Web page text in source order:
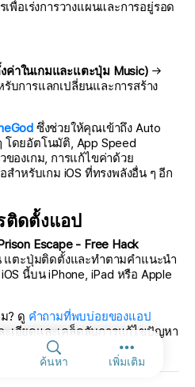
ค้นหา เพิ่มเติมตัวเลือกเพิ่ม
พื่อเร่งการวางแผนและการอยู่รอด
ค่าในเกมและแตะปุ่ม Music) →
บการแลกเปลี่ยนและการสร้าง
ซึ่งช่วยให้คุณเข้าถึง Auto
โดยอัตโนมัติ, App Speed
ของเกม, การแก้ไขค่าด้วย
สำหรับเกม iOS ที่ทรงพลังอื่น ๆ อีก
ติดตั้งแอป
Escape - Free Hack
แตะปุ่มติดตั้งและทำตามคำแนะนำ
นี้บน iPhone, iPad หรือ Apple
? ดู คำถามที่พบบ่อยของแอป
เอียดและเคล็ดลับการแก้ไขปัญหา